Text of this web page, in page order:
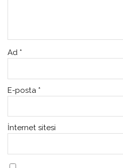
Ad *
E-posta *
İnternet sitesi